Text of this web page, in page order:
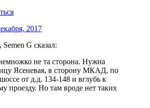
2017
Semen G сказал:
не та сторона. Нужна
Ясеневая, в сторону МКАД, по
от д.д. 134-148 и вглубь к
проезду. Но там вроде нет таких